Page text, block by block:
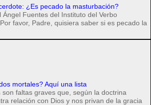
¿Es pecado la masturbación?
Ángel Fuentes del Instituto del Verbo
favor, Padre, quisiera saber si es pecado la
mortales? Aquí una lista
faltas graves que, según la doctrina
relación con Dios y nos privan de la gracia